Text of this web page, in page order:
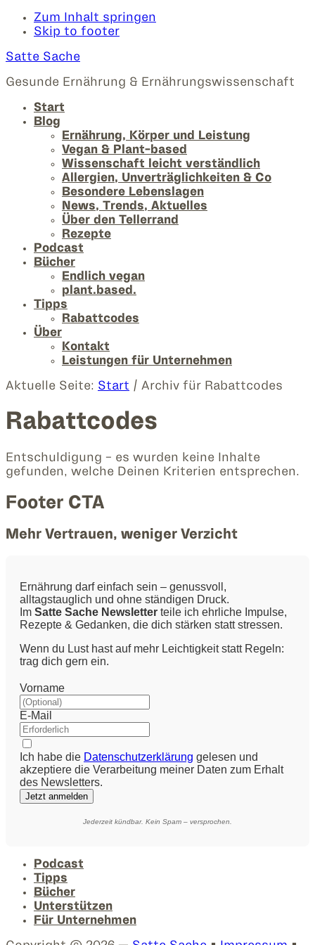
Zum Inhalt springen
Skip to footer
Satte Sache
Gesunde Ernährung & Ernährungswissenschaft
Start
Blog
Ernährung, Körper und Leistung
Vegan & Plant-based
Wissenschaft leicht verständlich
Allergien, Unverträglichkeiten & Co
Besondere Lebenslagen
News, Trends, Aktuelles
Über den Tellerrand
Rezepte
Podcast
Bücher
Endlich vegan
plant.based.
Tipps
Rabattcodes
Über
Kontakt
Leistungen für Unternehmen
Aktuelle Seite: Start / Archiv für Rabattcodes
Rabattcodes
Entschuldigung - es wurden keine Inhalte
gefunden, welche Deinen Kriterien entsprechen.
Footer CTA
Mehr Vertrauen, weniger Verzicht
Ernährung darf einfach sein – genussvoll,
alltagstauglich und ohne ständigen Druck.
Im Satte Sache Newsletter teile ich ehrliche Impulse,
Rezepte & Gedanken, die dich stärken statt stressen.
Wenn du Lust hast auf mehr Leichtigkeit statt Regeln:
trag dich gern ein.
Vorname
E-Mail
Ich habe die Datenschutzerklärung gelesen und
akzeptiere die Verarbeitung meiner Daten zum Erhalt
des Newsletters.
Jetzt anmelden
Jederzeit kündbar. Kein Spam – versprochen.
Podcast
Tipps
Bücher
Unterstützen
Für Unternehmen